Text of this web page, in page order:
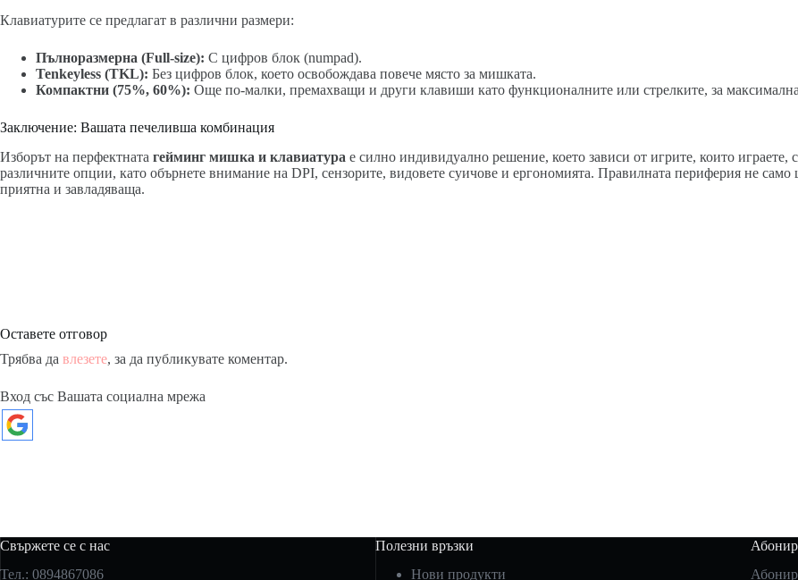
Клавиатурите се предлагат в различни размери:
Пълноразмерна (Full-size): С цифров блок (numpad).
Tenkeyless (TKL): Без цифров блок, което освобождава повече място за мишката.
Компактни (75%, 60%): Още по-малки, премахващи и други клавиши като функционалните или стрелките, за
Заключение: Вашата печеливша комбинация
Изборът на перфектната гейминг мишка и клавиатура е силно индивидуално решение, което зависи от игрите, които
различните опции, като обърнете внимание на DPI, сензорите, видовете суичове и ергономията. Правилната периферия не
приятна и завладяваща.
Оставете отговор
Трябва да влезете, за да публикувате коментар.
Вход със Вашата социална мрежа
Свържете се с нас
Тел.: 0894867086
Полезни връзки
Нови продукти